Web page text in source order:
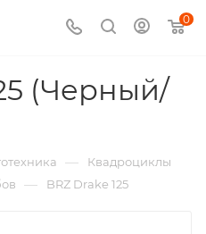
0
(Черный/
— Квадроциклы
— BRZ Drake 125